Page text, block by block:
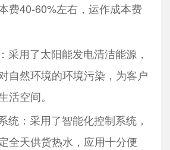
费40-60%左右，运作成本费
用了太阳能发电清洁能源，
自然环境的环境污染，为客户
活空间。
：采用了智能化控制系统，
全天供货热水，应用十分便